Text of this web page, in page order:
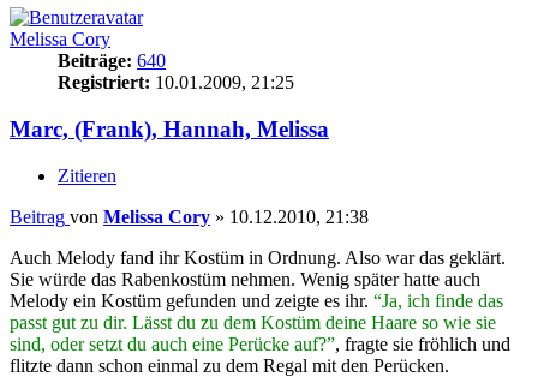
Melissa Cory
Beiträge: 640
Registriert: 10.01.2009, 21:25
Marc, (Frank), Hannah, Melissa
Zitieren
Beitrag von Melissa Cory » 10.12.2010, 21:38
Auch Melody fand ihr Kostüm in Ordnung. Also war das geklärt.
Sie würde das Rabenkostüm nehmen. Wenig später hatte auch
Melody ein Kostüm gefunden und zeigte es ihr. “Ja, ich finde das
passt gut zu dir. Lässt du zu dem Kostüm deine Haare so wie sie
sind, oder setzt du auch eine Perücke auf?”, fragte sie fröhlich und
flitzte dann schon einmal zu dem Regal mit den Perücken.